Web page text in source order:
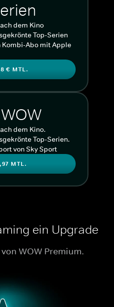
dem Kino
Top-Serien
Abo mit Apple
€ MTL.
dem Kino.
Top-Serien.
von Sky Sport
MTL.
ein Upgrade
WOW Premium.